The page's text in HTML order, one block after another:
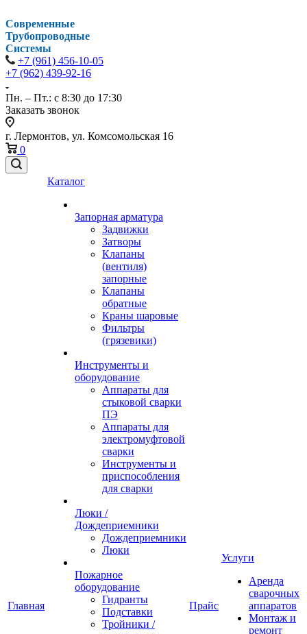
Современные
Трубопроводные
Системы
+7 (961) 456-10-05
+7 (962) 439-92-16
Пн. – Пт.: с 8:30 до 17:30
Заказать звонок
г. Лермонтов, ул. Комсомольская 16
0
Главная
Каталог
Запорная арматура
Задвижки
Затворы
Клапаны
(вентиля)
запорные
Клапаны
обратные
Краны шаровые
Фильтры
(грязевики)
Инструменты и
оборудование
Аппараты для
стыковой сварки
ПЭ
Аппараты для
электромуфтовой
сварки
Инструменты и
приспособления
для сварки
Люки /
Дождеприемники
Дождеприемники
Люки
Пожарное
оборудование
Гидранты
Подставки
Тройники /
Прайс
Услуги
Аренда
сварочных
аппаратов
Монтаж и
ремонт